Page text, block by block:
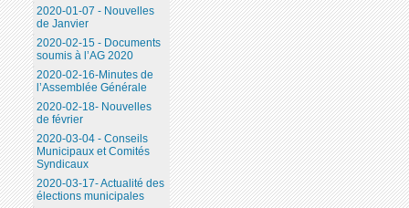
2020-01-07 - Nouvelles
de Janvier
2020-02-15 - Documents
soumis à l’AG 2020
2020-02-16-Minutes de
l’Assemblée Générale
2020-02-18- Nouvelles
de février
2020-03-04 - Conseils
Municipaux et Comités
Syndicaux
2020-03-17- Actualité des
élections municipales